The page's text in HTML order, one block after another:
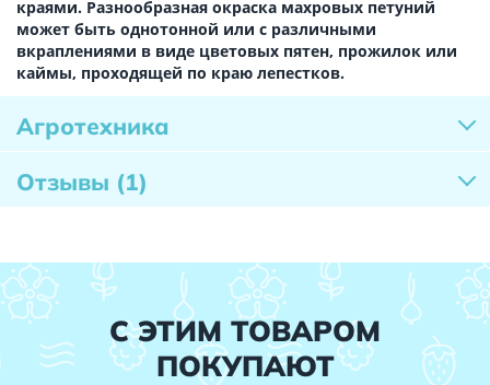
краями. Разнообразная окраска махровых петуний
может быть однотонной или с различными
вкраплениями в виде цветовых пятен, прожилок или
каймы, проходящей по краю лепестков.
Агротехника
Отзывы (1)
С ЭТИМ ТОВАРОМ
ПОКУПАЮТ